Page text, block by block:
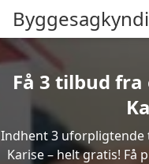
Få 3 tilbud
Indhent 3 uforpligtende
Karise – helt gratis!